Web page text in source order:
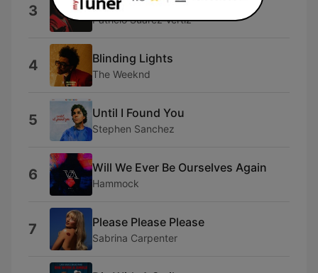
3 Stress
Patricio Suarez Vertiz
4 Blinding Lights
The Weeknd
5 Until I Found You
Stephen Sanchez
6 Will We Ever Be Ourselves Again
Hammock
7 Please Please Please
Sabrina Carpenter